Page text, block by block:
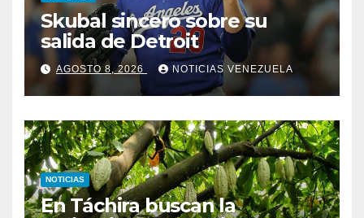
Skubal sincero sobre su
salida de Detroit
AGOSTO 8, 2026 NOTICIAS VENEZUELA
NOTICIAS
En Táchira buscan la